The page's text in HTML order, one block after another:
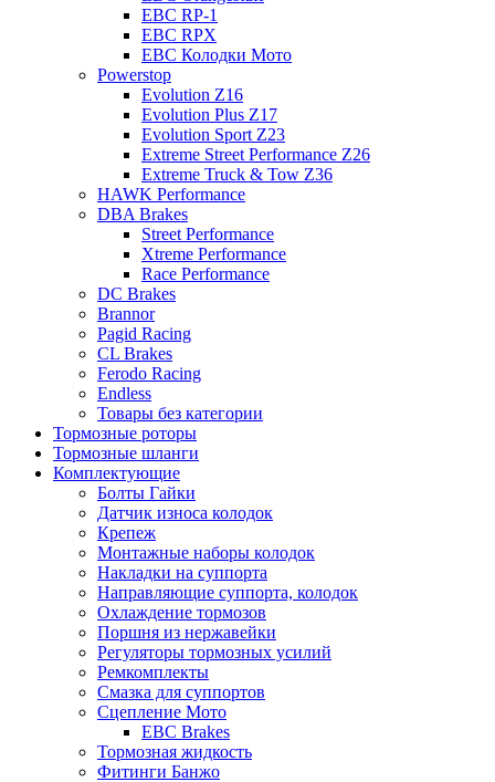
EBC RP-1
EBC RPX
EBC Колодки Мото
Powerstop
Evolution Z16
Evolution Plus Z17
Evolution Sport Z23
Extreme Street Performance Z26
Extreme Truck & Tow Z36
HAWK Performance
DBA Brakes
Street Performance
Xtreme Performance
Race Performance
DC Brakes
Brannor
Pagid Racing
CL Brakes
Ferodo Racing
Endless
Товары без категории
Тормозные роторы
Тормозные шланги
Комплектующие
Болты Гайки
Датчик износа колодок
Крепеж
Монтажные наборы колодок
Накладки на суппорта
Направляющие суппорта, колодок
Охлаждение тормозов
Поршня из нержавейки
Регуляторы тормозных усилий
Ремкомплекты
Смазка для суппортов
Сцепление Мото
EBC Brakes
Тормозная жидкость
Фитинги Банжо